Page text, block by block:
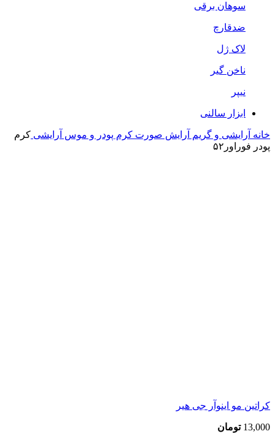
سوهان برقی
ضدقارچ
لاک ژل
ناخن گیر
نیپر
ابزار سالنی
خانه آرایشی و گریم آرایش صورت کرم پودر و موس آرایشی کرم
‌پودر فوراور۵۲
کراتین مو اینوآر جی هیر
13,000 تومان